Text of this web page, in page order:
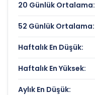
20 Günlük Ortalama:
52 Günlük Ortalama:
Haftalık En Düşük:
Haftalık En Yüksek:
Aylık En Düşük: